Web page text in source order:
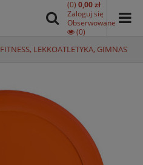
(0) 0,00 zł
Zaloguj się
Obserwowane
(0)
FITNESS, LEKKOATLETYKA,